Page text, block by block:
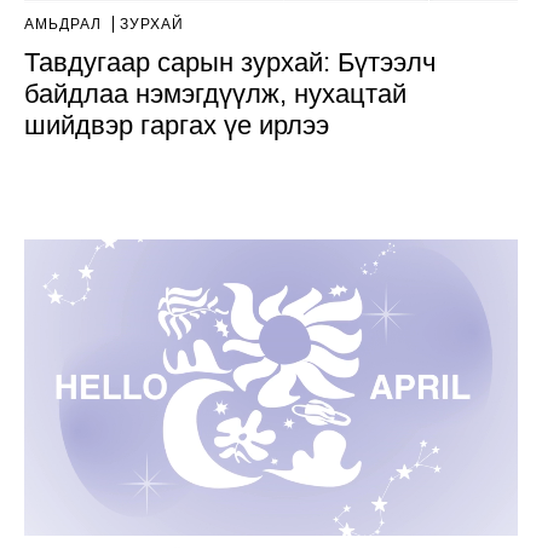
АМЬДРАЛ ЗУРХАЙ
Тавдугаар сарын зурхай: Бүтээлч
байдлаа нэмэгдүүлж, нухацтай
шийдвэр гаргах үе ирлээ